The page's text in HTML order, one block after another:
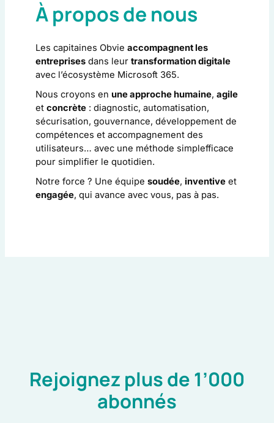
À propos de nous
Les capitaines Obvie accompagnent les
entreprises dans leur transformation digitale
avec l’écosystème Microsoft 365.
Nous croyons en une approche humaine, agile
et concrète : diagnostic, automatisation,
sécurisation, gouvernance, développement de
compétences et accompagnement des
utilisateurs… avec une méthode simplefficace
pour simplifier le quotidien.
Notre force ? Une équipe soudée, inventive et
engagée, qui avance avec vous, pas à pas.
Rejoignez plus de 1’000
abonnés